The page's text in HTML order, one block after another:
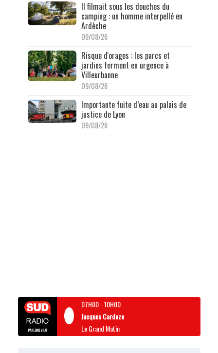
Il filmait sous les douches du
camping : un homme interpellé en
Ardèche
09/08/26
Risque d'orages : les parcs et
jardins ferment en urgence à
Villeurbanne
09/08/26
Importante fuite d’eau au palais de
justice de Lyon
09/08/26
07H00-10H00
Jacques Cardoze
Le Grand Matin